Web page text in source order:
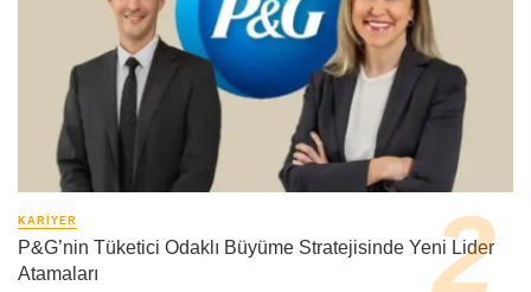
KARIYER
P&G’nin Tüketici Odaklı Büyüme Stratejisinde Yeni Lider
Atamaları